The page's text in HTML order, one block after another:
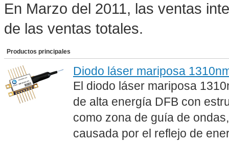
En Marzo del 2011, las ventas
de las ventas totales.
Productos principales
Diodo láser mariposa
El diodo láser mariposa
de alta energía DFB con
como zona de guía de
causada por el reflejo de